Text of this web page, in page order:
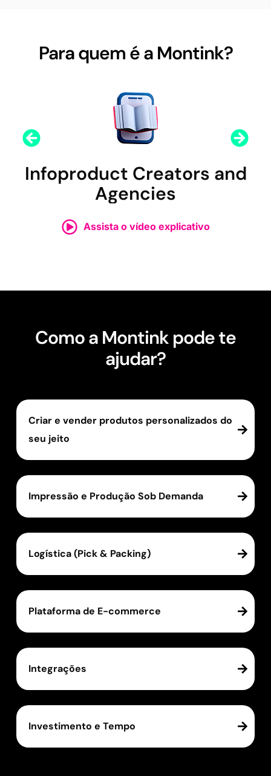
Para quem é a Montink?
Infoproduct Creators and
Agencies
Assista o vídeo explicativo
Como a Montink pode te
ajudar?
Criar e vender produtos personalizados do
seu jeito
Impressão e Produção Sob Demanda
Logística (Pick & Packing)
Plataforma de E-commerce
Integrações
Investimento e Tempo